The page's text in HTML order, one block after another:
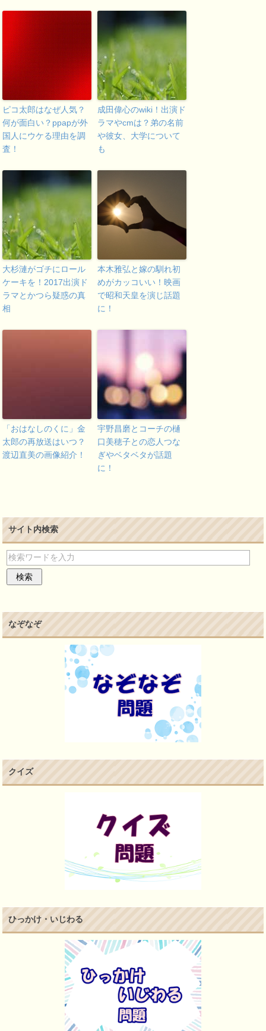
ピコ太郎はなぜ人気？
何が面白い？ppapが外
国人にウケる理由を調
査！
成田偉心のwiki！出演ド
ラマやcmは？弟の名前
や彼女、大学について
も
大杉漣がゴチにロール
ケーキを！2017出演ド
ラマとかつら疑惑の真
相
本木雅弘と嫁の馴れ初
めがカッコいい！映画
で昭和天皇を演じ話題
に！
「おはなしのくに」金
太郎の再放送はいつ？
渡辺直美の画像紹介！
宇野昌磨とコーチの樋
口美穂子との恋人つな
ぎやベタベタが話題
に！
サイト内検索
なぞなぞ
クイズ
ひっかけ・いじわる